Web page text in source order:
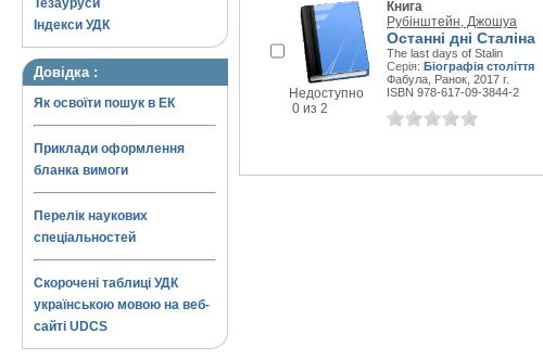
Тезауруси
Індекси УДК
Довідка :
Як освоїти пошук в ЕК
Приклади оформлення
бланка вимоги
Перелік наукових
спеціальностей
Скорочені таблиці УДК
українською мовою на веб-
сайті UDCS
Недоступно
0 из 2
Книга
Рубінштейн, Джошуа
Останні дні Сталіна
The last days of Stalin
Серія: Біографія століття
Фабула, Ранок, 2017 г.
ISBN 978-617-09-3844-2